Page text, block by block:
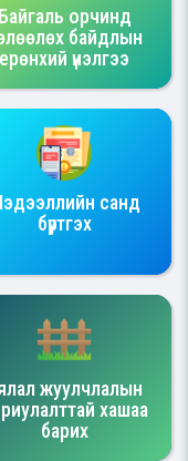
Байгаль орчинд
байдлын
ерөнхий үнэлгээ
санд
бүртгэх
жуулчлалын
хашаа
барих